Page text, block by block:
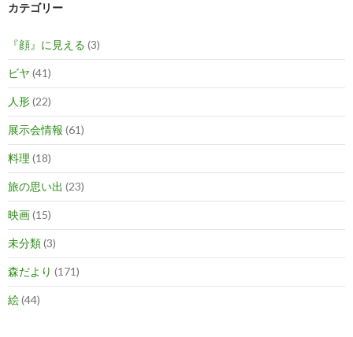
カテゴリー
『顔』に見える (3)
ビヤ (41)
人形(22)
展示会情報 (61)
料理 (18)
旅の思い出 (23)
映画(15)
未分類(3)
森だより (171)
絵(44)